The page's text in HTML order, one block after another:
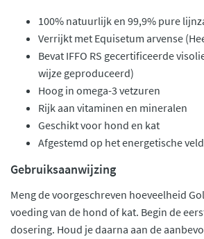
100% natuurlijk en 99,9% pure
Verrijkt met Equisetum arvense
Bevat IFFO RS gecertificeerde
wijze geproduceerd)
Hoog in omega-3 vetzuren
Rijk aan vitaminen en mineralen
Geschikt voor hond en kat
Afgestemd op het energetische
Gebruiksaanwijzing
Meng de voorgeschreven hoeveelheid
voeding van de hond of kat. Begin de
dosering. Houd je daarna aan de